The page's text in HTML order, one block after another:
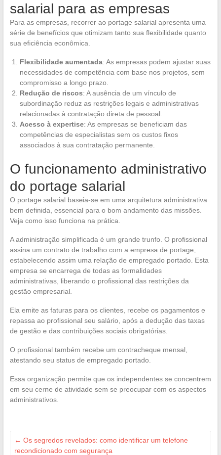
salarial para as empresas
Para as empresas, recorrer ao portage salarial apresenta uma
série de benefícios que otimizam tanto sua flexibilidade quanto
sua eficiência econômica.
Flexibilidade aumentada: As empresas podem ajustar suas
necessidades de competência com base nos projetos, sem
compromisso a longo prazo.
Redução de riscos: A ausência de um vínculo de
subordinação reduz as restrições legais e administrativas
relacionadas à contratação direta de pessoal.
Acesso à expertise: As empresas se beneficiam das
competências de especialistas sem os custos fixos
associados à sua contratação permanente.
O funcionamento administrativo
do portage salarial
O portage salarial baseia-se em uma arquitetura administrativa
bem definida, essencial para o bom andamento das missões.
Veja como isso funciona na prática.
A administração simplificada é um grande trunfo. O profissional
assina um contrato de trabalho com a empresa de portage,
estabelecendo assim uma relação de empregado portado. Esta
empresa se encarrega de todas as formalidades
administrativas, liberando o profissional das restrições da
gestão empresarial.
Ela emite as faturas para os clientes, recebe os pagamentos e
repassa ao profissional seu salário, após a dedução das taxas
de gestão e das contribuições sociais obrigatórias.
O profissional também recebe um contracheque mensal,
atestando seu status de empregado portado.
Essa organização permite que os independentes se concentrem
em seu cerne de atividade sem se preocupar com os aspectos
administrativos.
← Os segredos revelados: como identificar um telefone
recondicionado com segurança